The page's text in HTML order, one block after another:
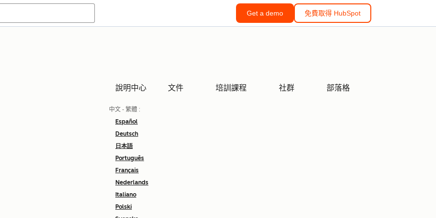
Get a demo 免費取得 HubSpot
說明中心 文件 培訓課程 社群 部落格
中文 - 繁體 :
Español
Deutsch
日本語
Português
Français
Nederlands
Italiano
Polski